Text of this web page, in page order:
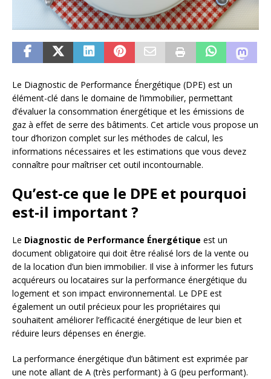
Le Diagnostic de Performance Énergétique (DPE) est un
élément-clé dans le domaine de l’immobilier, permettant
d’évaluer la consommation énergétique et les émissions de
gaz à effet de serre des bâtiments. Cet article vous propose un
tour d’horizon complet sur les méthodes de calcul, les
informations nécessaires et les estimations que vous devez
connaître pour maîtriser cet outil incontournable.
Qu’est-ce que le DPE et pourquoi
est-il important ?
Le Diagnostic de Performance Énergétique est un
document obligatoire qui doit être réalisé lors de la vente ou
de la location d’un bien immobilier. Il vise à informer les futurs
acquéreurs ou locataires sur la performance énergétique du
logement et son impact environnemental. Le DPE est
également un outil précieux pour les propriétaires qui
souhaitent améliorer l’efficacité énergétique de leur bien et
réduire leurs dépenses en énergie.
La performance énergétique d’un bâtiment est exprimée par
une note allant de A (très performant) à G (peu performant).